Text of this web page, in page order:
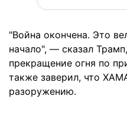
"Война окончена. Это
начало", — сказал
прекращение огня по
также заверил, что
разоружению.